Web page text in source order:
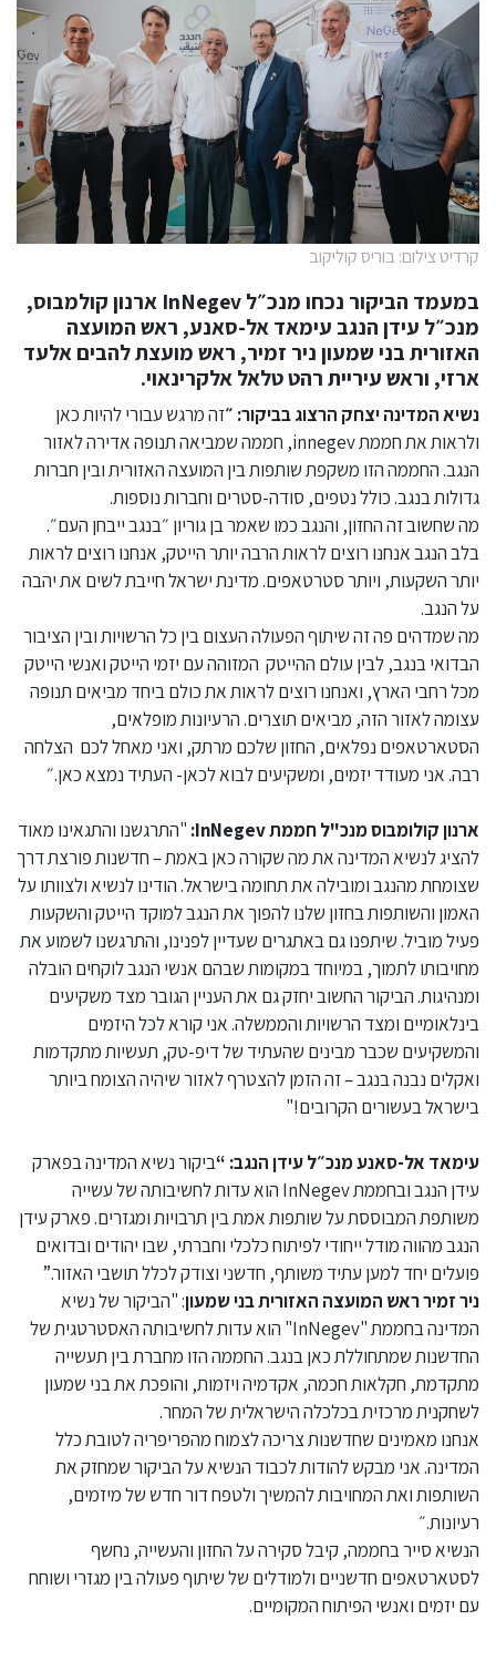
קרדיט צילום: בוריס קוליקוב
במעמד הביקור נכחו מנכ״ל InNegev ארנון קולמבוס,
מנכ״ל עידן הנגב עימאד אל-סאנע, ראש המועצה
האזורית בני שמעוןניר זמיר,ראש מועצת להביםאלעד
ארזי,וראש עיריית רהטטלאל אלקרינאוי.
נשיא המדינה יצחק הרצוג בביקור: ״זה מרגש עבורי להיות כאן
ולראות את חממת innegev, חממה שמביאה תנופה אדירה לאזור
הנגב. החממה הזו משקפת שותפות בין המועצה האזורית ובין חברות
גדולות בנגב. כולל נטפים, סודה-סטרים וחברות נוספות.
מה שחשוב זה החזון, והנגב כמו שאמר בן גוריון ״בנגב ייבחן העם״.
בלב הנגב אנחנו רוצים לראות הרבה יותר הייטק, אנחנו רוצים לראות
יותר השקעות, ויותר סטרטאפים. מדינת ישראל חייבת לשים את יהבה
על הנגב.
מה שמדהים פה זה שיתוף הפעולה העצום בין כל הרשויות ובין הציבור
הבדואי בנגב, לבין עולם ההייטק המזוהה עם יזמי הייטק ואנשי הייטק
מכל רחבי הארץ, ואנחנו רוצים לראות את כולם ביחד מביאים תנופה
עצומה לאזור הזה, מביאים תוצרים. הרעיונות מופלאים,
הסטארטאפים נפלאים, החזון שלכם מרתק, ואני מאחל לכם הצלחה
רבה. אני מעודד יזמים, ומשקיעים לבוא לכאן- העתיד נמצא כאן.״
ארנון קולומבוס מנכ"ל חממת InNegev:
"התרגשנו והתגאינו מאוד
להציג לנשיא המדינה את מה שקורה כאן באמת – חדשנות פורצת דרך
שצומחת מהנגב ומובילה את תחומה בישראל. הודינו לנשיא ולצוותו על
האמון והשותפות בחזון שלנו להפוך את הנגב למוקד הייטק והשקעות
פעיל מוביל. שיתפנו גם באתגרים שעדיין לפנינו, והתרגשנו לשמוע את
מחויבותו לתמוך, במיוחד במקומות שבהם אנשי הנגב לוקחים הובלה
ומנהיגות. הביקור החשוב יחזק גם את העניין הגובר מצד משקיעים
בינלאומיים ומצד הרשויות והממשלה. אני קורא לכל היזמים
והמשקיעים שכבר מבינים שהעתיד של דיפ-טק, תעשיות מתקדמות
ואקלים נבנה בנגב – זה הזמן להצטרף לאזור שיהיה הצומח ביותר
בישראל בעשורים הקרובים!"
עימאד אל-סאנע מנכ״ל עידן הנגב: “ביקור נשיא המדינה בפארק
עידן הנגב ובחממת InNegev הוא עדות לחשיבותה של עשייה
משותפת המבוססת על שותפות אמת בין תרבויות ומגזרים. פארק עידן
הנגב מהווה מודל ייחודי לפיתוח כלכלי וחברתי, שבו יהודים ובדואים
פועלים יחד למען עתיד משותף, חדשני וצודק לכלל תושבי האזור.”
ניר זמיר ראש המועצה האזורית בני שמעון: "הביקור של נשיא
המדינה בחממת "InNegev" הוא עדות לחשיבותה האסטרטגית של
החדשנות שמתחוללת כאן בנגב. החממה הזו מחברת בין תעשייה
מתקדמת, חקלאות חכמה, אקדמיה ויזמות, והופכת את בני שמעון
לשחקנית מרכזית בכלכלה הישראלית של המחר.
אנחנו מאמינים שחדשנות צריכה לצמוח מהפריפריה לטובת כלל
המדינה. אני מבקש להודות לכבוד הנשיא על הביקור שמחזק את
השותפות ואת המחויבות להמשיך ולטפח דור חדש של מיזמים,
רעיונות.״
הנשיא סייר בחממה, קיבל סקירה על החזון והעשייה, נחשף
לסטארטאפים חדשניים ולמודלים של שיתוף פעולה בין מגזרי ושוחח
עם יזמים ואנשי הפיתוח המקומיים.